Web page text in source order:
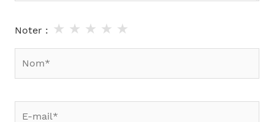
Noter : ★
★
★
★
★